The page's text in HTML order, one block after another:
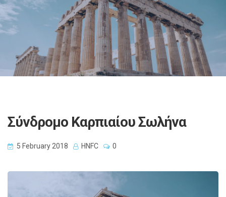
Σύνδρομο Καρπιαίου Σωλήνα
5 February 2018 HNFC 0